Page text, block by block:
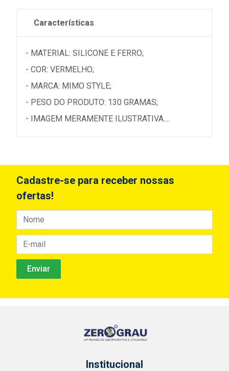
Características
- MATERIAL: SILICONE E FERRO;
- COR: VERMELHO;
- MARCA: MIMO STYLE;
- PESO DO PRODUTO: 130 GRAMAS;
- IMAGEM MERAMENTE ILUSTRATIVA....
Cadastre-se para receber nossas
ofertas!
Institucional